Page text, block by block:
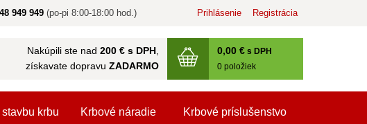
Nakúpili ste nad 200 € s DPH ,
získavate dopravu ZADARMO
0,00 € s DPH
0 položiek
Prihlásenie Registrácia
949 949 (po-pi 8:00-18:00 hod.)
krbu Krbové náradie Krbové príslušenstvo